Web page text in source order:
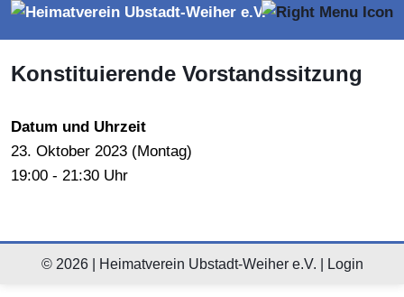
Konstituierende Vorstandssitzung
Datum und Uhrzeit
23. Oktober 2023 (Montag)
19:00 - 21:30 Uhr
© 2026 | Heimatverein Ubstadt-Weiher e.V. | Login